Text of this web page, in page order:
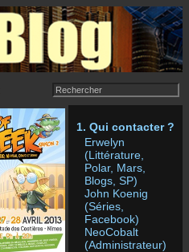
1. Qui contacter ?
Erwelyn
(Littérature,
Polar, Mars,
Blogs, SP)
John Koenig
(Séries,
Facebook)
NeoCobalt
(Administrateur)